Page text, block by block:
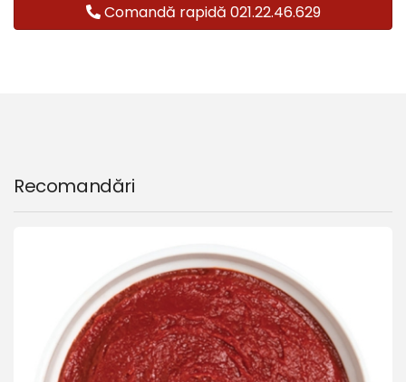
Comandă rapidă 021.22.46.629
Recomandări